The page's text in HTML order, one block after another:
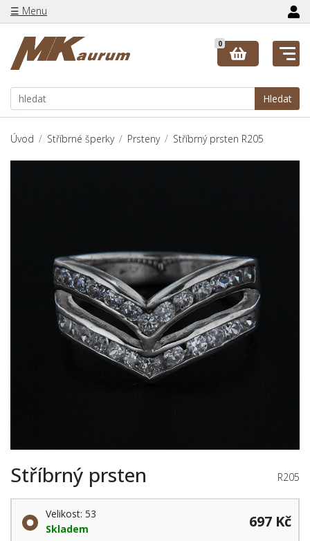
☰ Menu
Hledat
0
Úvod Stříbrné šperky Prsteny Stříbrný prsten R205
Stříbrný prsten R205
Velikost: 53
Skladem
697 Kč